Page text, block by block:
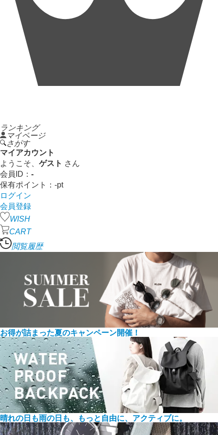
ランキング
マイページ
さがす
マイアカウント
ようこそ、 ゲスト さん
会員ID： -
保有ポイント： -pt
ログイン
会員登録
WISH
CART
閲覧履歴
お得が詰まった夏のキャンペーン開催！
晴れの日も雨の日も、もっと自由に、アクティブに。